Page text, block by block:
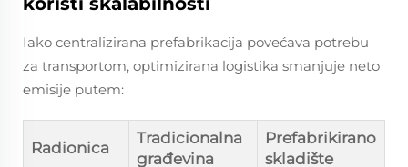
Iako centralizirana prefabrikacija povećava potrebu
za transportom, optimizirana logistika smanjuje neto
emisije putem:
Radionica
Tradicionalna
građevina
Prefabrikirano
skladište